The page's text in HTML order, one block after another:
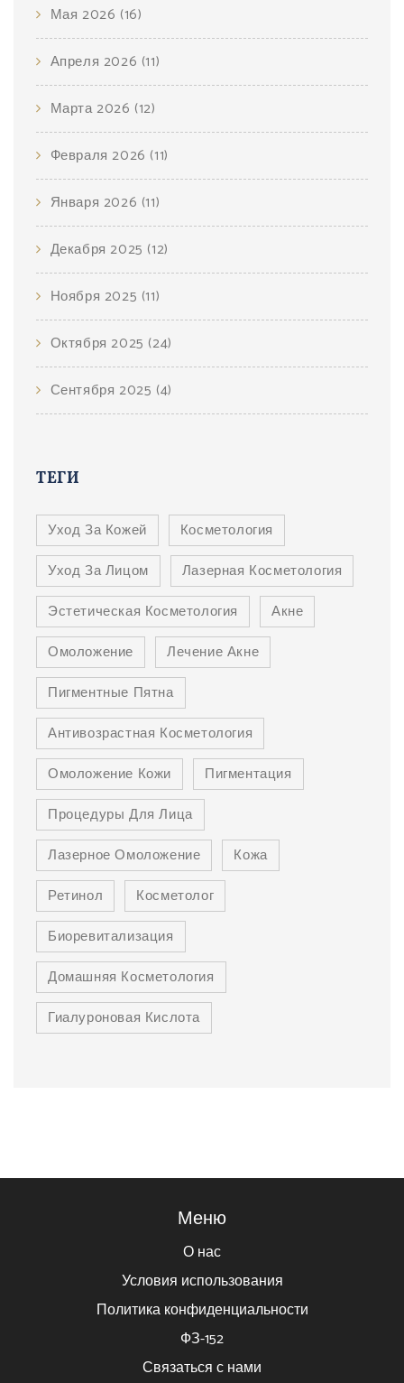
Мая 2026 (16)
Апреля 2026 (11)
Марта 2026 (12)
Февраля 2026 (11)
Января 2026 (11)
Декабря 2025 (12)
Ноября 2025 (11)
Октября 2025 (24)
Сентября 2025 (4)
ТЕГИ
Уход За Кожей
Косметология
Уход За Лицом
Лазерная Косметология
Эстетическая Косметология
Акне
Омоложение
Лечение Акне
Пигментные Пятна
Антивозрастная Косметология
Омоложение Кожи
Пигментация
Процедуры Для Лица
Лазерное Омоложение
Кожа
Ретинол
Косметолог
Биоревитализация
Домашняя Косметология
Гиалуроновая Кислота
Меню
О нас
Условия использования
Политика конфиденциальности
ФЗ-152
Связаться с нами